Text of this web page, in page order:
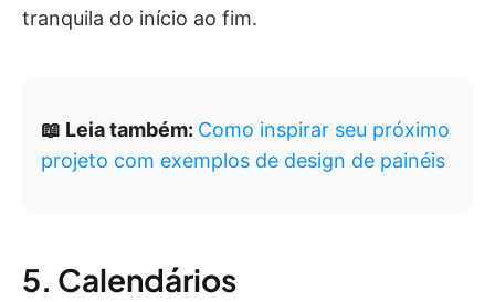
tranquila do início ao fim.
📖 Leia também: Como inspirar seu próximo
projeto com exemplos de design de painéis
5. Calendários